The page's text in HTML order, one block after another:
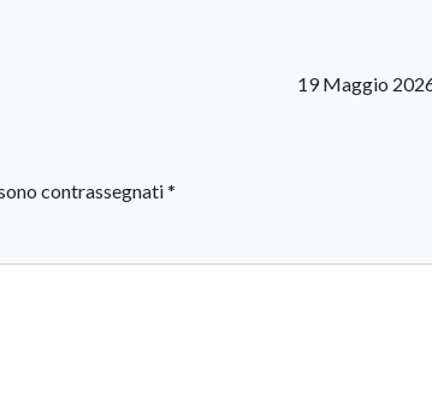
19 Maggio
contrassegnati*